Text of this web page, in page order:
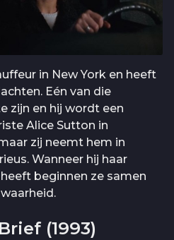
in New York en heeft
Eén van die
zijn en hij wordt een
Alice Sutton in
zij neemt hem in
Wanneer hij haar
beginnen ze samen
(1993)